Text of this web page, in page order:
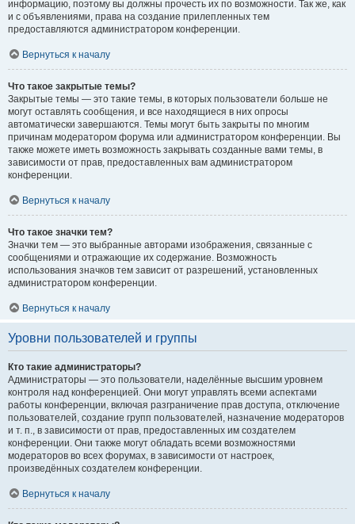
информацию, поэтому вы должны прочесть их по возможности. Так же, как
и с объявлениями, права на создание прилепленных тем
предоставляются администратором конференции.
Вернуться к началу
Что такое закрытые темы?
Закрытые темы — это такие темы, в которых пользователи больше не
могут оставлять сообщения, и все находящиеся в них опросы
автоматически завершаются. Темы могут быть закрыты по многим
причинам модератором форума или администратором конференции. Вы
также можете иметь возможность закрывать созданные вами темы, в
зависимости от прав, предоставленных вам администратором
конференции.
Вернуться к началу
Что такое значки тем?
Значки тем — это выбранные авторами изображения, связанные с
сообщениями и отражающие их содержание. Возможность
использования значков тем зависит от разрешений, установленных
администратором конференции.
Вернуться к началу
Уровни пользователей и группы
Кто такие администраторы?
Администраторы — это пользователи, наделённые высшим уровнем
контроля над конференцией. Они могут управлять всеми аспектами
работы конференции, включая разграничение прав доступа, отключение
пользователей, создание групп пользователей, назначение модераторов
и т. п., в зависимости от прав, предоставленных им создателем
конференции. Они также могут обладать всеми возможностями
модераторов во всех форумах, в зависимости от настроек,
произведённых создателем конференции.
Вернуться к началу